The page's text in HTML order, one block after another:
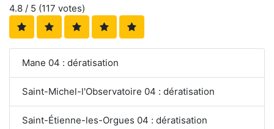
4.8 / 5 (117 votes)
Mane 04 : dératisation
Saint-Michel-l'Observatoire 04 : dératisation
Saint-Étienne-les-Orgues 04 : dératisation